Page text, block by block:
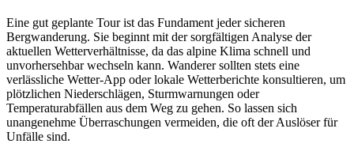
Eine gut geplante Tour ist das Fundament jeder sicheren
Bergwanderung. Sie beginnt mit der sorgfältigen Analyse der
aktuellen Wetterverhältnisse, da das alpine Klima schnell und
unvorhersehbar wechseln kann. Wanderer sollten stets eine
verlässliche Wetter-App oder lokale Wetterberichte konsultieren, um
plötzlichen Niederschlägen, Sturmwarnungen oder
Temperaturabfällen aus dem Weg zu gehen. So lassen sich
unangenehme Überraschungen vermeiden, die oft der Auslöser für
Unfälle sind.